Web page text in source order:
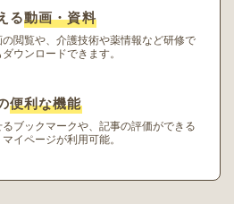
る動画・資料
閲覧や、介護技術や薬情報など研修で
ウンロードできます。
便利な機能
ブックマークや、記事の評価ができる
イページが利用可能。